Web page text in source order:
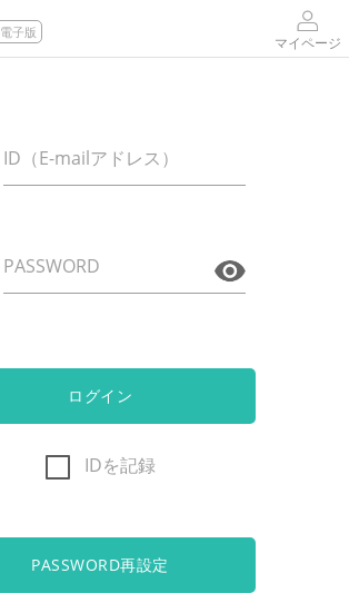
電子版
マイページ
ID（E-mailアドレス）
PASSWORD
ログイン
IDを記録
PASSWORD再設定